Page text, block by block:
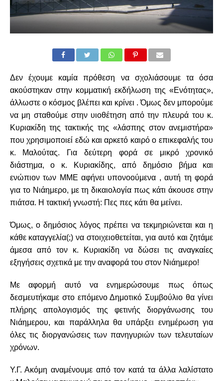
Δεν έχουμε καμία πρόθεση να σχολιάσουμε τα όσα
ακούστηκαν στην κομματική εκδήλωση της «Ενότητας»,
άλλωστε ο κόσμος βλέπει και κρίνει . Όμως δεν μπορούμε
να μη σταθούμε στην υιοθέτηση από την πλευρά του κ.
Κυριακίδη της τακτικής της «λάσπης στον ανεμιστήρα»
που χρησιμοποιεί εδώ και αρκετό καιρό ο επικεφαλής του
κ. Μαλούτας. Για δεύτερη φορά σε μικρό χρονικό
διάστημα, ο κ. Κυριακίδης, από δημόσιο βήμα και
ενώπιον των ΜΜΕ αφήνει υπονοούμενα , αυτή τη φορά
για το Νιάημερο, με τη δικαιολογία πως κάτι άκουσε στην
πιάτσα. Η τακτική γνωστή: Πες πες κάτι θα μείνει.
Όμως, ο δημόσιος λόγος πρέπει να τεκμηριώνεται και η
κάθε καταγγελία(;) να στοιχειοθετείται, για αυτό και ζητάμε
άμεσα από τον κ. Κυριακίδη να δώσει τις αναγκαίες
εξηγήσεις σχετικά με την αναφορά του στον Νιάημερο!
Με αφορμή αυτό να ενημερώσουμε πως όπως
δεσμευτήκαμε στο επόμενο Δημοτικό Συμβούλιο θα γίνει
πλήρης απολογισμός της φετινής διοργάνωσης του
Νιάημερου, και παράλληλα θα υπάρξει ενημέρωση για
όλες τις διοργανώσεις των πανηγυριών των τελευταίων
χρόνων.
Υ.Γ. Ακόμη αναμένουμε από τον κατά τα άλλα λαλίστατο